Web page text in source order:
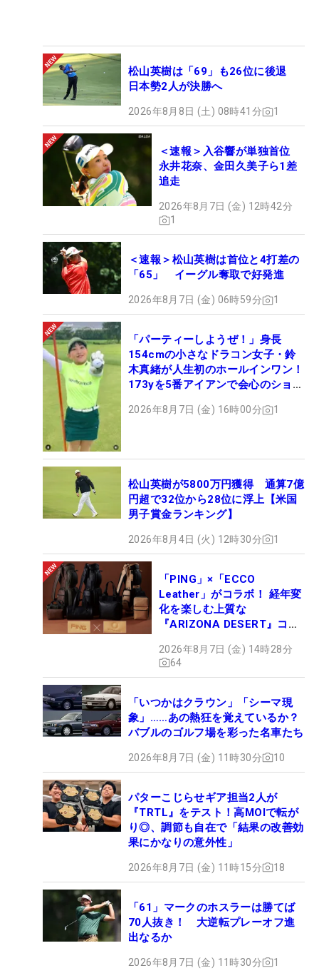
松山英樹は「69」も26位に後退
日本勢2人が決勝へ
2026年8月8日 (土) 08時41分 1
＜速報＞入谷響が単独首位
永井花奈、金田久美子ら1差
追走
2026年8月7日 (金) 12時42分
1
＜速報＞松山英樹は首位と4打差の
「65」 イーグル奪取で好発進
2026年8月7日 (金) 06時59分 1
「パーティーしようぜ！」身長
154cmの小さなドラコン女子・鈴
木真緒が人生初のホールインワン！
173yを5番アイアンで会心のショッ
2026年8月7日 (金) 16時00分 1
松山英樹が5800万円獲得 通算7億
円超で32位から28位に浮上【米国
男子賞金ランキング】
2026年8月4日 (火) 12時30分 1
「PING」×「ECCO
Leather」がコラボ！ 経年変
化を楽しむ上質な
『ARIZONA DESERT』コレ
ュー
2026年8月7日 (金) 14時28分
64
「いつかはクラウン」「シーマ現
象」……あの熱狂を覚えているか？
バブルのゴルフ場を彩った名車たち
2026年8月7日 (金) 11時30分 10
パターこじらせギア担当2人が
『TRTL』をテスト！高MOIで転が
り◎、調節も自在で「結果の改善効
果にかなりの意外性」
2026年8月7日 (金) 11時15分 18
「61」マークのホスラーは勝てば
70人抜き！ 大逆転プレーオフ進
出なるか
2026年8月7日 (金) 11時30分 1